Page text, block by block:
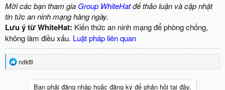
Mời các bạn tham gia Group WhiteHatđể thảo luận và cập nhật
tin tức an ninh mạng hàng ngày.
Lưu ý từ WhiteHat: Kiến thức an ninh mạng để phòng chống,
không làm điều xấu. Luật pháp liên quan
R
e
ndkttl
Bạn phải đăng nhập hoặc đăng ký để phản hồi tại đây.